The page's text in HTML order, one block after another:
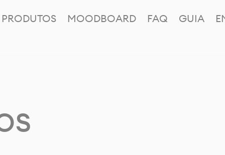
PRODUTOS MOODBOARD FAQ GUIA